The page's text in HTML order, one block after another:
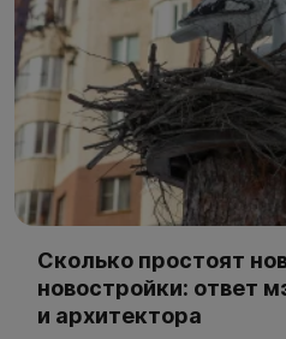
Сколько простоят
новостройки: ответ
и архитектора